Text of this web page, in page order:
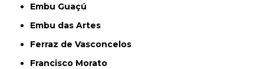
Embu Guaçú
Embu das Artes
Ferraz de Vasconcelos
Francisco Morato